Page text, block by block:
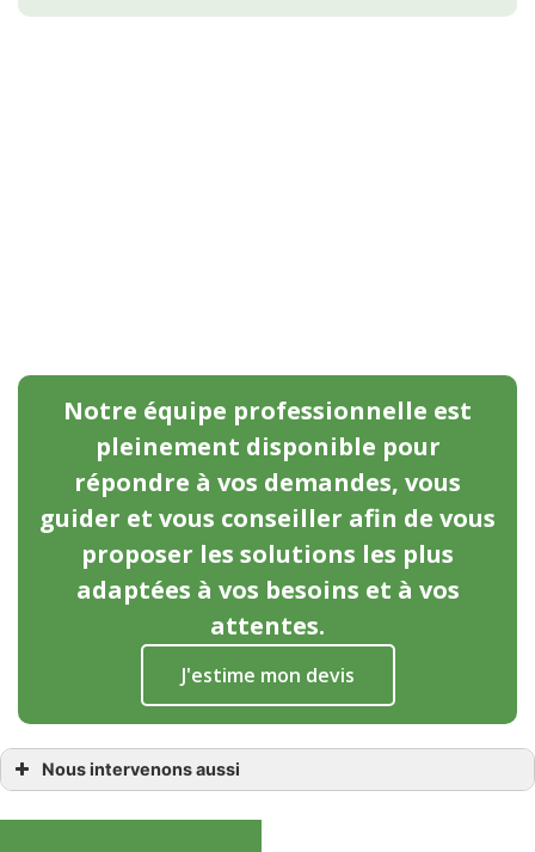
Notre équipe professionnelle est
pleinement disponible pour
répondre à vos demandes, vous
guider et vous conseiller afin de vous
proposer les solutions les plus
adaptées à vos besoins et à vos
attentes.
J'estime mon devis
Nous intervenons aussi
Porte d’entrée Beaufort-en-Anjou